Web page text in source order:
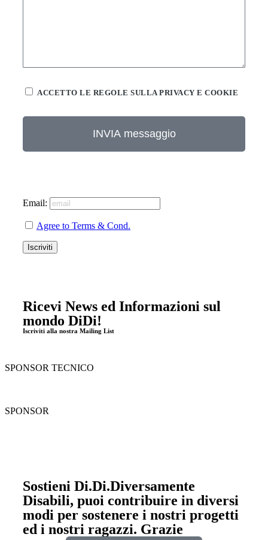
ACCETTO LE REGOLE SULLA PRIVACY E COOKIE
INVIA messaggio
Ricevi News ed Informazioni sul
mondo DiDi!
Iscriviti alla nostra Mailing List
Email:
Agree to Terms & Cond.
SPONSOR TECNICO
SPONSOR
Sostieni Di.Di.Diversamente
Disabili, puoi contribuire in diversi
modi per sostenere i nostri progetti
ed i nostri ragazzi. Grazie